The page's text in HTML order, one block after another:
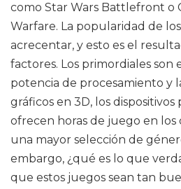
como Star Wars Battlefront o
Warfare. La popularidad de
acrecentar, y esto es el
factores. Los primordiales son
potencia de procesamiento y
gráficos en 3D, los
ofrecen horas de juego en los
una mayor selección de
embargo, ¿qué es lo que
que estos juegos sean tan